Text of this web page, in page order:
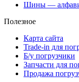
Шины —
Полезное
Карта сайта
Trade-in для
Б/у погрузчики
Запчасти для
Продажа